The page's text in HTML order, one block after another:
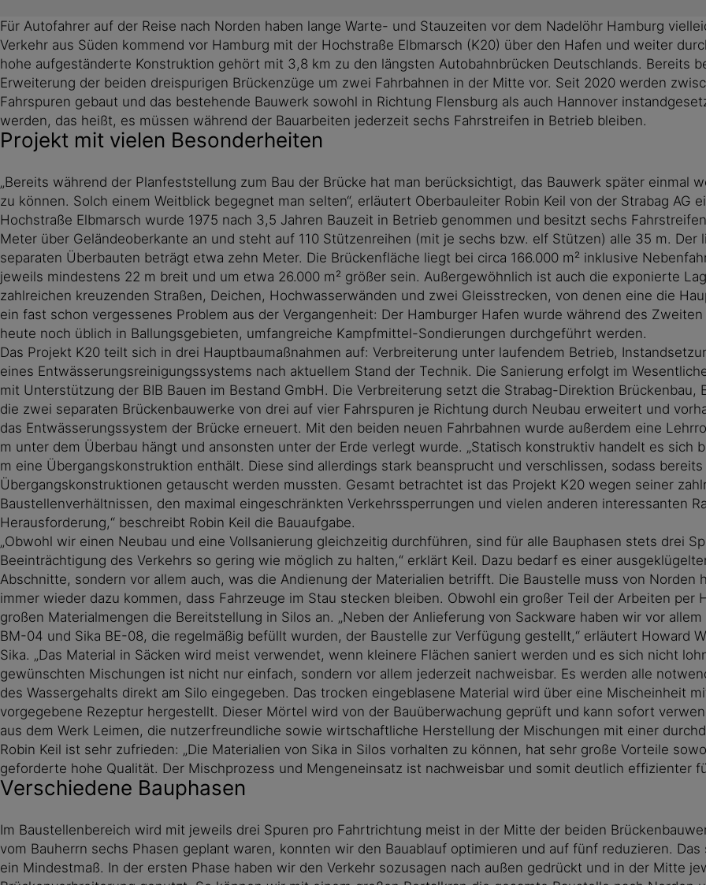
Für Autofahrer auf der Reise nach Norden haben lange Warte- und Stauzeiten vor dem Nadelöhr Hamburg
Verkehr aus Süden kommend vor Hamburg mit der Hochstraße Elbmarsch (K20) über den Hafen und weiter
hohe aufgeständerte Konstruktion gehört mit 3,8 km zu den längsten Autobahnbrücken Deutschlands. Bereits
Erweiterung der beiden dreispurigen Brückenzüge um zwei Fahrbahnen in der Mitte vor. Seit 2020 werden
Fahrspuren gebaut und das bestehende Bauwerk sowohl in Richtung Flensburg als auch Hannover
werden, das heißt, es müssen während der Bauarbeiten jederzeit sechs Fahrstreifen in Betrieb bleiben.
Projekt mit vielen Besonderheiten
„Bereits während der Planfeststellung zum Bau der Brücke hat man berücksichtigt, das Bauwerk später einmal
zu können. Solch einem Weitblick begegnet man selten“, erläutert Oberbauleiter Robin Keil von der Strabag AG
Hochstraße Elbmarsch wurde 1975 nach 3,5 Jahren Bauzeit in Betrieb genommen und besitzt sechs
Meter über Geländeoberkante an und steht auf 110 Stützenreihen (mit je sechs bzw. elf Stützen) alle 35 m.
separaten Überbauten beträgt etwa zehn Meter. Die Brückenfläche liegt bei circa 166.000 m² inklusive
jeweils mindestens 22 m breit und um etwa 26.000 m² größer sein. Außergewöhnlich ist auch die exponierte
zahlreichen kreuzenden Straßen, Deichen, Hochwasserwänden und zwei Gleisstrecken, von denen eine die
ein fast schon vergessenes Problem aus der Vergangenheit: Der Hamburger Hafen wurde während des
heute noch üblich in Ballungsgebieten, umfangreiche Kampfmittel-Sondierungen durchgeführt werden.
Das Projekt K20 teilt sich in drei Hauptbaumaßnahmen auf: Verbreiterung unter laufendem Betrieb,
eines Entwässerungsreinigungssystems nach aktuellem Stand der Technik. Die Sanierung erfolgt im
mit Unterstützung der BIB Bauen im Bestand GmbH. Die Verbreiterung setzt die Strabag-Direktion
die zwei separaten Brückenbauwerke von drei auf vier Fahrspuren je Richtung durch Neubau erweitert und
das Entwässerungssystem der Brücke erneuert. Mit den beiden neuen Fahrbahnen wurde außerdem eine
m unter dem Überbau hängt und ansonsten unter der Erde verlegt wurde. „Statisch konstruktiv handelt es sich
m eine Übergangskonstruktion enthält. Diese sind allerdings stark beansprucht und verschlissen, sodass
Übergangskonstruktionen getauscht werden mussten. Gesamt betrachtet ist das Projekt K20 wegen seiner
Baustellenverhältnissen, den maximal eingeschränkten Verkehrssperrungen und vielen anderen interessanten
Herausforderung,“ beschreibt Robin Keil die Bauaufgabe.
„Obwohl wir einen Neubau und eine Vollsanierung gleichzeitig durchführen, sind für alle Bauphasen stets drei
Beeinträchtigung des Verkehrs so gering wie möglich zu halten,“ erklärt Keil. Dazu bedarf es einer
Abschnitte, sondern vor allem auch, was die Andienung der Materialien betrifft. Die Baustelle muss von
immer wieder dazu kommen, dass Fahrzeuge im Stau stecken bleiben. Obwohl ein großer Teil der Arbeiten
großen Materialmengen die Bereitstellung in Silos an. „Neben der Anlieferung von Sackware haben wir vor
BM-04 und Sika BE-08, die regelmäßig befüllt wurden, der Baustelle zur Verfügung gestellt,“ erläutert Howard
Sika. „Das Material in Säcken wird meist verwendet, wenn kleinere Flächen saniert werden und es sich nicht
gewünschten Mischungen ist nicht nur einfach, sondern vor allem jederzeit nachweisbar. Es werden alle
des Wassergehalts direkt am Silo eingegeben. Das trocken eingeblasene Material wird über eine Mischeinheit
vorgegebene Rezeptur hergestellt. Dieser Mörtel wird von der Bauüberwachung geprüft und kann sofort
aus dem Werk Leimen, die nutzerfreundliche sowie wirtschaftliche Herstellung der Mischungen mit einer
Robin Keil ist sehr zufrieden: „Die Materialien von Sika in Silos vorhalten zu können, hat sehr große Vorteile
geforderte hohe Qualität. Der Mischprozess und Mengeneinsatz ist nachweisbar und somit deutlich effizienter
Verschiedene Bauphasen
Im Baustellenbereich wird mit jeweils drei Spuren pro Fahrtrichtung meist in der Mitte der beiden
vom Bauherrn sechs Phasen geplant waren, konnten wir den Bauablauf optimieren und auf fünf reduzieren.
ein Mindestmaß. In der ersten Phase haben wir den Verkehr sozusagen nach außen gedrückt und in der Mitte